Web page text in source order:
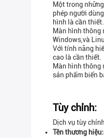
Một trong
phép người
hình là cần thiết.
Màn hình thông
Windows,và
Với tính năng
cao là cần thiết.
Màn hình thông
sản phẩm biển
Tùy chỉnh:
Dịch vụ tùy
Tên thương hiệu: